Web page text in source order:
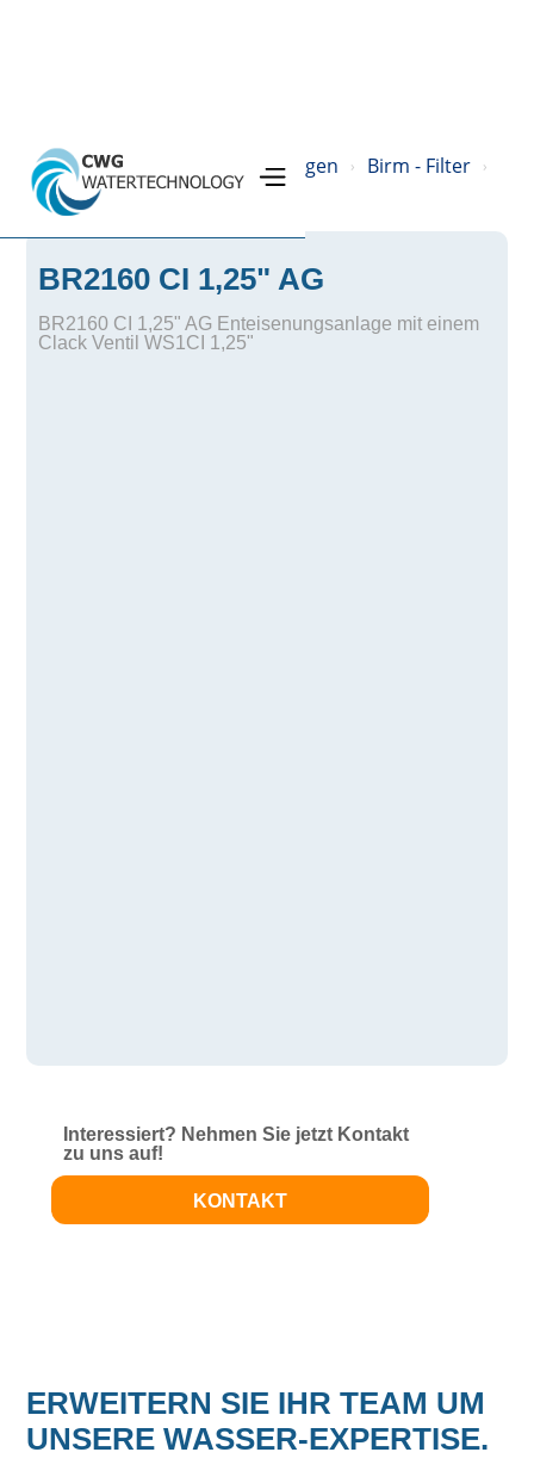
Home › Produkte Filteranlagen › Birm - Filter ›
BR2160 CI 1,25" AG
BR2160 CI 1,25" AG Enteisenungsanlage mit einem
Clack Ventil WS1CI 1,25"
Interessiert? Nehmen Sie jetzt Kontakt
zu uns auf!
KONTAKT
ERWEITERN SIE IHR TEAM UM
UNSERE WASSER-EXPERTISE.